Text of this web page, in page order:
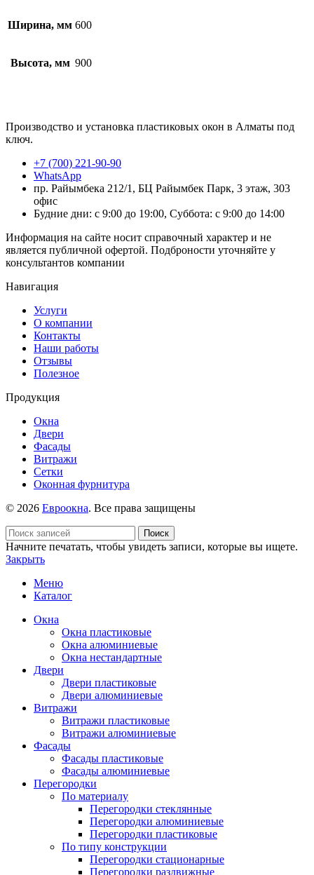
Ширина, мм 600
Высота, мм 900
Производство и установка пластиковых окон в Алматы под
ключ.
+7 (700) 221-90-90
WhatsApp
пр. Райымбека 212/1, БЦ Райымбек Парк, 3 этаж, 303
офис
Будние дни: с 9:00 до 19:00, Суббота: с 9:00 до 14:00
Информация на сайте носит справочный характер и не
является публичной офертой. Подброности уточняйте у
консультантов компании
Навигация
Услуги
О компании
Контакты
Наши работы
Отзывы
Полезное
Продукция
Окна
Двери
Фасады
Витражи
Сетки
Оконная фурнитура
© 2026 Евроокна. Все права защищены
Поиск
Начните печатать, чтобы увидеть записи, которые вы ищете.
Закрыть
Меню
Каталог
Окна
Окна пластиковые
Окна алюминиевые
Окна нестандартные
Двери
Двери пластиковые
Двери алюминиевые
Витражи
Витражи пластиковые
Витражи алюминиевые
Фасады
Фасады пластиковые
Фасады алюминиевые
Перегородки
По материалу
Перегородки стеклянные
Перегородки алюминиевые
Перегородки пластиковые
По типу конструкции
Перегородки стационарные
Перегородки раздвижные